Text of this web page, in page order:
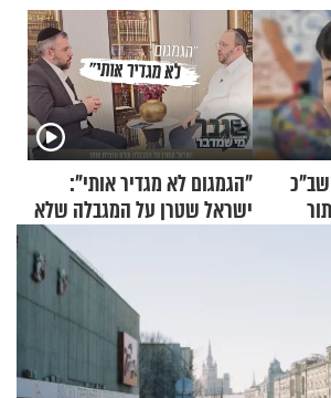
שב"כ
"הגמגום לא מגדיר אותי":
ישראל שטרן על המגבלה שלא